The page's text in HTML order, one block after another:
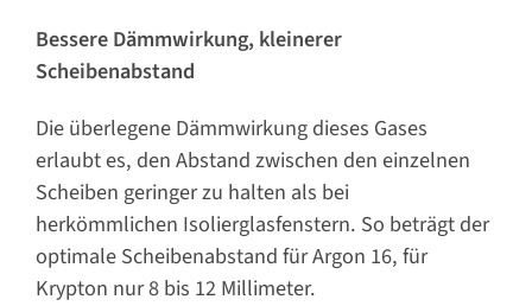
Bessere Dämmwirkung, kleinerer
Scheibenabstand
Die überlegene Dämmwirkung dieses Gases
erlaubt es, den Abstand zwischen den einzelnen
Scheiben geringer zu halten als bei
herkömmlichen Isolierglasfenstern. So beträgt der
optimale Scheibenabstand für Argon 16, für
Krypton nur 8 bis 12 Millimeter.